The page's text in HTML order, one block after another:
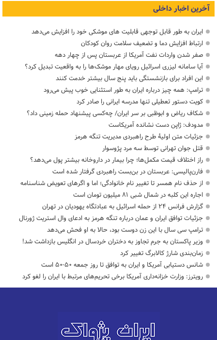
آخرین اخبار داخلی
ایران به طور قابل توجهی قابلیت های موشکی خود را افزایش می‌دهد
ارتباط افزایش دما و تضعیف سلامت روان کودکان
صفر شدن واردات نفت آمریکا از عربستان پس از چهار دهه
آیا سامانه لیزری اسرائیل رویای مهار موشک‌ها را به واقعیت تبدیل کرد؟
این افراد برای بازنشستگی باید پنج سال بیشتر خدمت کنند
ترامپ: همه چیز درباره ایران به طور استثنایی خوب پیش می‌رود
کویت دستور تعطیلی تنها مدرسه ایرانی را صادر کرد
شکاف ریاض و ابوظبی بر سر ایران/ چه‌کسی پیشنهاد حمله زمینی داد؟
مدودف: ژاپن دست نشانده آمریکاست
جزئیات متن اولیۀ طرح راهبردی مدیریت تنگه هرمز
قتل جوان تهرانی توسط سه مرد پژوسوار
راز اختلاف قیمت مکمل‌ها؛ چرا بیمار در داروخانه بیشتر پول می‌دهد؟
فارن‌پالیسی: عربستان در بن‌بست راهبردی گرفتار شده است
از حذف نام همسر تا تغییر نام خانوادگی؛ اما و اگرهای تعویض شناسنامه
اجاره این کلبه در شمال شبی ۸۱ میلیون تومان است
گزارش فرانس ۲۴ از حمله اسرائیل به عبادتگاه یهودیان در تهران
جزئیات توافق ایران و عمان درباره تنگه هرمز به ادعای وال استریت ژورنال
ترامپ سی سال با این زن دوست بود، حالا به او فحش می‌دهد
وزیر پاکستان به جرم تجاوز به دختران خردسال در انگلیس بازداشت شد!
زمان‌بندی شارژ کالابرگ تغییر کرد
شانس دستیابی آمریکا و ایران به توافق تا روز جمعه ۵۰-۵۰ است
رویترز: وزارت خزانه‌داری آمریکا برخی تحریم‌های مرتبط با ایران را لغو کرد